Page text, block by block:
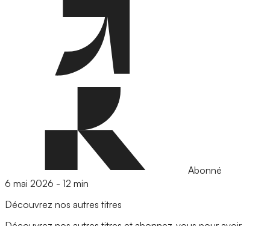
Abonné
6 mai 2026 - 12 min
Découvrez nos autres titres